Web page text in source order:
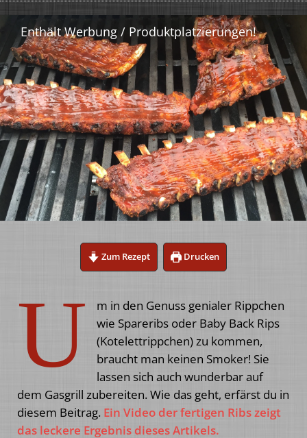
Zum Rezept Drucken
U
m in den Genuss genialer Rippchen
wie Spareribs oder Baby Back Rips
(Kotelettrippchen) zu kommen,
braucht man keinen Smoker! Sie
lassen sich auch wunderbar auf
dem Gasgrill zubereiten. Wie das geht, erfärst du in
diesem Beitrag. Ein Video der fertigen Ribs zeigt
das leckere Ergebnis dieses Artikels.